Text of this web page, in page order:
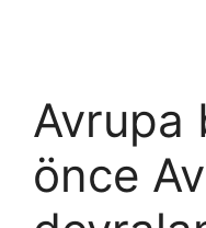
Avrupa
önce